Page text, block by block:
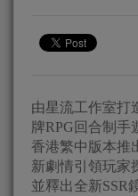
由星流工作室打
牌RPG回合制手
香港繁中版本推
新劇情引領玩家
並釋出全新SSR